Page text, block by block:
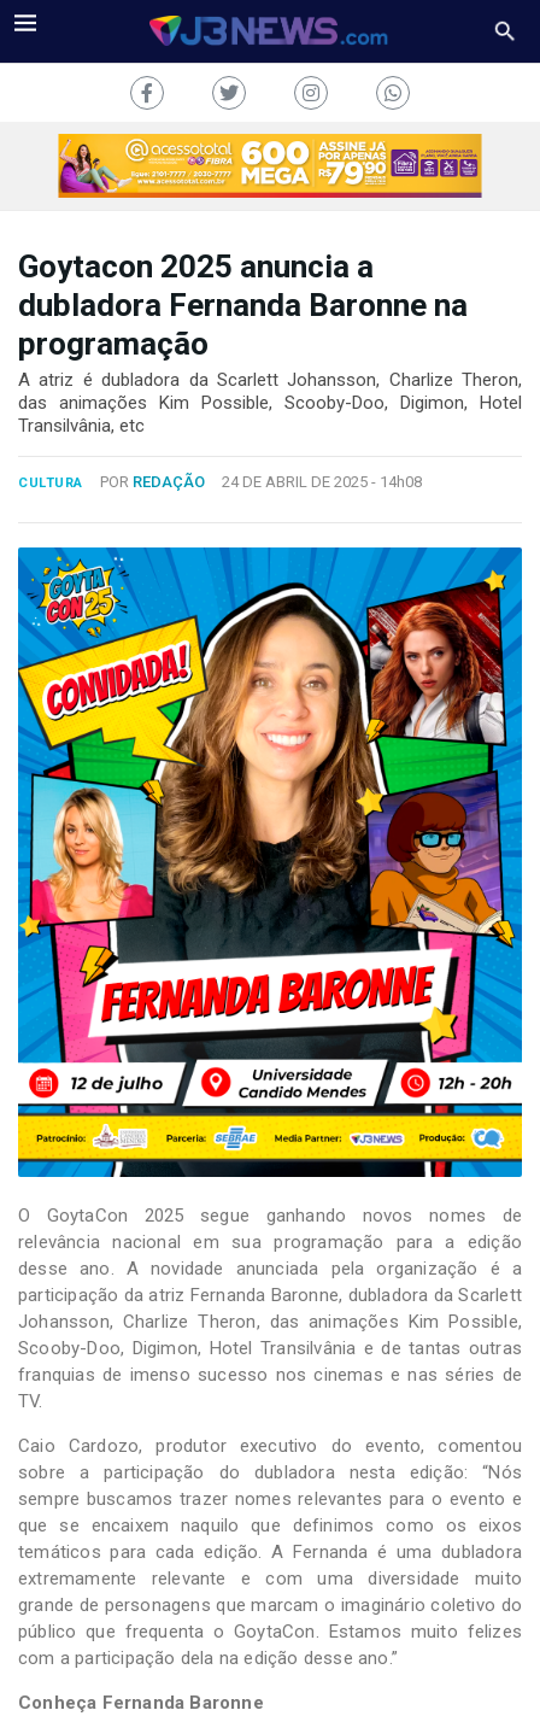
J3NEWS
TV
COLUNAS
CONOSCO
2024
Desenvolvido
por
Hesea
Tecnologia
Sistemas
Goytacon 2025 anuncia a
dubladora Fernanda Baronne na
programação
A atriz é dubladora da Scarlett Johansson, Charlize Theron,
das animações Kim Possible, Scooby-Doo, Digimon, Hotel
Transilvânia, etc
CULTURA POR REDAÇÃO 24 DE ABRIL DE 2025 - 14h08
O GoytaCon 2025 segue ganhando novos nomes de
relevância nacional em sua programação para a edição
desse ano. A novidade anunciada pela organização é a
participação da atriz Fernanda Baronne, dubladora da Scarlett
Johansson, Charlize Theron, das animações Kim Possible,
Scooby-Doo, Digimon, Hotel Transilvânia e de tantas outras
franquias de imenso sucesso nos cinemas e nas séries de
TV.
Caio Cardozo, produtor executivo do evento, comentou
sobre a participação do dubladora nesta edição: “Nós
sempre buscamos trazer nomes relevantes para o evento e
que se encaixem naquilo que definimos como os eixos
temáticos para cada edição. A Fernanda é uma dubladora
extremamente relevante e com uma diversidade muito
grande de personagens que marcam o imaginário coletivo do
público que frequenta o GoytaCon. Estamos muito felizes
com a participação dela na edição desse ano.”
Conheça Fernanda Baronne